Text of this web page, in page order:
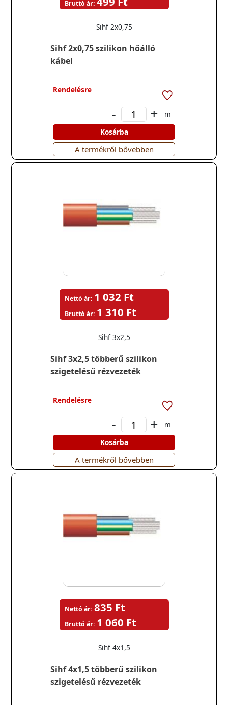
Sihf 2x0,75 szilikon hőálló
kábel
Sihf 2x0,75
Bruttó ár:
Rendelésre
- +
m
Kosárba
A termékről bővebben
Sihf 3x2,5 többerű szilikon
szigetelésű rézvezeték
Sihf 3x2,5
Nettó ár: 1 032 Ft
Bruttó ár: 1 310 Ft
Rendelésre
- +
m
Kosárba
A termékről bővebben
Sihf 4x1,5 többerű szilikon
szigetelésű rézvezeték
Sihf 4x1,5
Nettó ár: 835 Ft
Bruttó ár: 1 060 Ft